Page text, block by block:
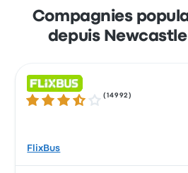
trajets par carte bleue
Amex, etc.), ainsi que par
Google Pay.
Compagnies
depuis
3.5 sur 5 étoiles(14992 )
FlixBus